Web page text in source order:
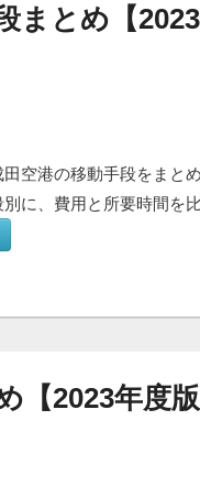
とめ【2023
空港の移動手段をまと
に、費用と所要時間を
【2023年度版